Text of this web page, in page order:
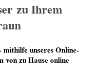
zu Ihrem
mithilfe unseres Online-
von zu Hause online